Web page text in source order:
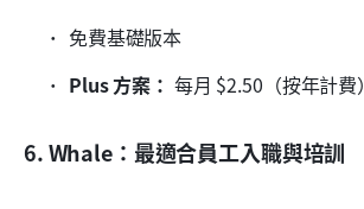
免費基礎版本
Plus 方案： 每月 $2.50（按年計費）
6. Whale：最適合員工入職與培訓